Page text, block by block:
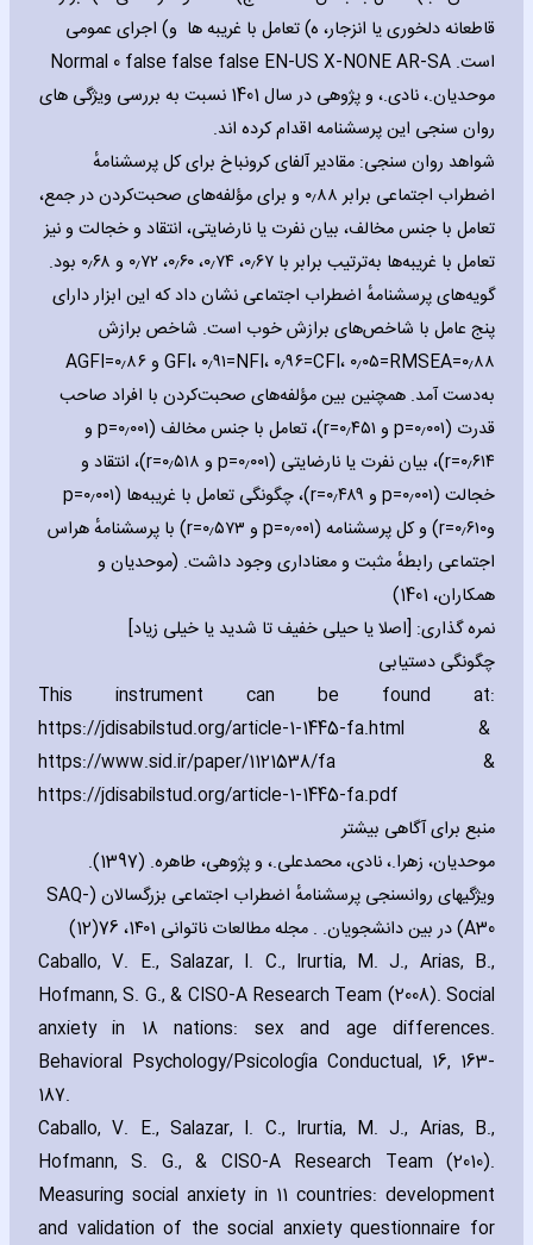
قاطعانه دلخوری یا انزجار، ه) تعامل با غریبه ها و) اجرای عمومی
است.
Normal 0 false false false EN-US X-NONEAR-SA
موحدیان.، نادی.، و پژوهی در سال 1401 نسبت به بررسی ویژگی های
روان سنجی این پرسشنامه اقدام کرده اند.
شواهد روان سنجی: مقادیر آلفای کرونباخ برای کل پرسشنامهٔ
اضطراب اجتماعی برابر ۰٫۸۸ و برای مؤلفه‌های صحبت‌کردن در جمع،
تعامل با جنس مخالف، بیان نفرت یا نارضایتی، انتقاد و خجالت و نیز
تعامل با غریبه‌ها به‌ترتیب برابر با ۰٫۶۷، ۰٫۷۴، ۰٫۶۰، ۰٫۷۲ و ۰٫۶۸ بود.
گویه‌های پرسشنامهٔ اضطراب اجتماعی نشان داد که این ابزار دارای
پنج عامل با شاخص‌های برازش خوب است. شاخص برازش
۰٫۸۸=GFI، ۰٫۹۱=NFI، ۰٫۹۶=CFI، ۰٫۰۵=RMSEA و ۰٫۸۶=AGFI
به‌دست آمد. همچنین بین مؤلفه‌های صحبت‌کردن با افراد صاحب
قدرت (۰٫۰۰۱=p و ۰٫۴۵۱=r)، تعامل با جنس مخالف (۰٫۰۰۱=p و
۰٫۶۱۴=r)، بیان نفرت یا نارضایتی (۰٫۰۰۱=p و ۰٫۵۱۸=r)، انتقاد و
خجالت (۰٫۰۰۱=p و ۰٫۴۸۹=r)، چگونگی تعامل با غریبه‌ها (۰٫۰۰۱=p
و۰٫۶۱۰=r) و کل پرسشنامه (۰٫۰۰۱=p و ۰٫۵۷۳=r) با پرسشنامهٔ هراس
اجتماعی رابطهٔ مثبت و معناداری وجود داشت. (موحدیان و
همکاران، 1401)
نمره گذاری: [اصلا یا حیلی خفیف تا شدید یا خیلی زیاد]
چگونگی دستیابی
This instrument can be found at:
https://jdisabilstud.org/article-1-1445-fa.html &
https://www.sid.ir/paper/1121538/fa &
https://jdisabilstud.org/article-1-1445-fa.pdf
منبع برای آگاهی بیشتر
موحدیان، زهرا.، نادی، محمدعلی.، و پژوهی، طاهره. (1397).
ویژگیهای روانسنجی پرسشنامهٔ اضطراب اجتماعی بزرگسالان (SAQ-
A30) در بین دانشجویان. . مجله مطالعات ناتوانی 1۴۰1، 76(12)
Caballo‚ V. E.‚ Salazar‚ I. C.‚ Irurtia‚ M. J.‚ Arias‚ B.‚
Hofmann‚ S. G.‚ & CISO-A Research Team (2008). Social
anxiety in 18 nations: sex and age differences.
Behavioral Psychology/Psicología Conductual‚ 16‚ 163-
187.
Caballo‚ V. E.‚ Salazar‚ I. C.‚ Irurtia‚ M. J.‚ Arias‚ B.‚
Hofmann‚ S. G.‚ & CISO-A Research Team (2010).
Measuring social anxiety in 11 countries: development
and validation of the social anxiety questionnaire for